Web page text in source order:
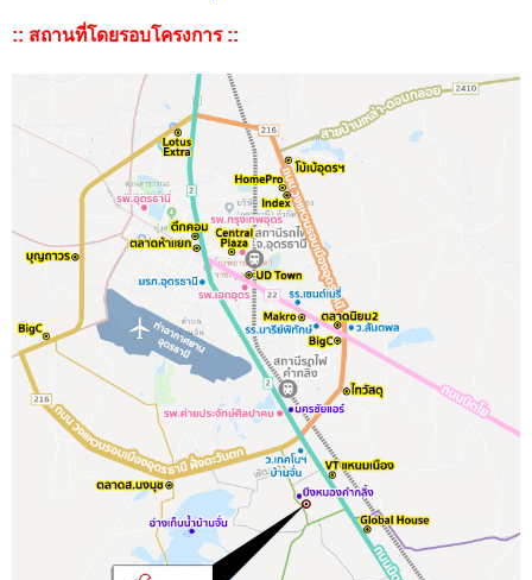
:: สถานที่โดยรอบโครงการ ::